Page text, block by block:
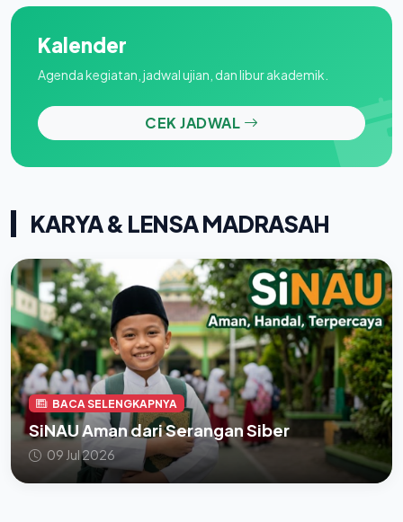
Kalender
Agenda kegiatan, jadwal ujian, dan libur akademik.
CEK JADWAL
KARYA & LENSA MADRASAH
BACA SELENGKAPNYA
SiNAU Aman dari Serangan Siber
09 Jul 2026